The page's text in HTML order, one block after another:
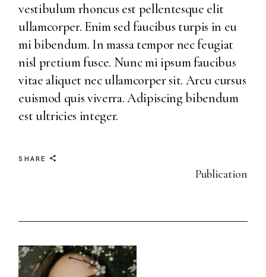
vestibulum rhoncus est pellentesque elit
ullamcorper. Enim sed faucibus turpis in eu
mi bibendum. In massa tempor nec feugiat
nisl pretium fusce. Nunc mi ipsum faucibus
vitae aliquet nec ullamcorper sit. Arcu cursus
euismod quis viverra. Adipiscing bibendum
est ultricies integer.
SHARE
Publication